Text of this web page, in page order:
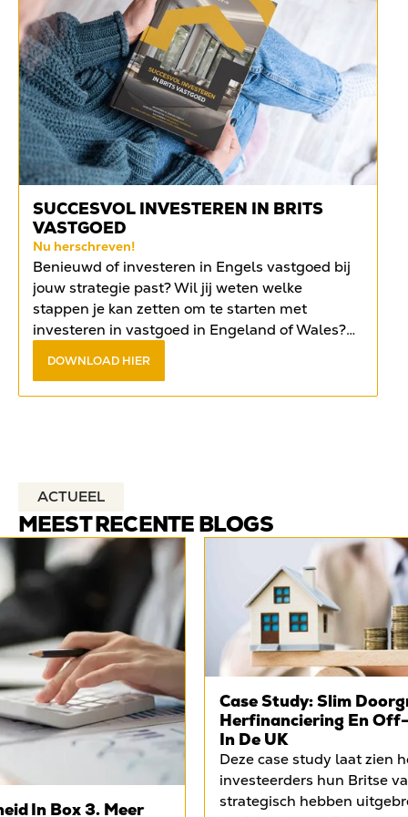
SUCCESVOL INVESTEREN IN BRITS
VASTGOED
Nu herschreven!
Benieuwd of investeren in Engels vastgoed bij
jouw strategie past? Wil jij weten welke
stappen je kan zetten om te starten met
investeren in vastgoed in Engeland of Wales?
DOWNLOAD HIER
ACTUEEL
MEEST RECENTE BLOGS
In Box 3. Meer
Case Study: Slim
Herfinanciering En
In De UK
Deze case study laat zien
investeerders hun Britse
strategisch hebben